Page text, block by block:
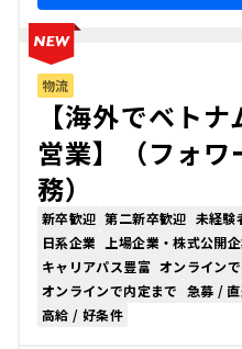
物流
【海外でベト
営業】（フォ
務）
新卒歓迎 第二新卒歓迎 未経験
日系企業
上場企業・株式公開
キャリアパス豊富 オンライン
オンラインで内定まで 急募 /
高給 / 好条件